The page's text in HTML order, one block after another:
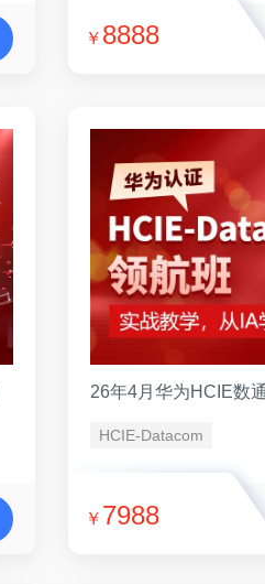
￥ 8888
26年4月华为HCIE数
HCIE-Datacom
￥ 7988